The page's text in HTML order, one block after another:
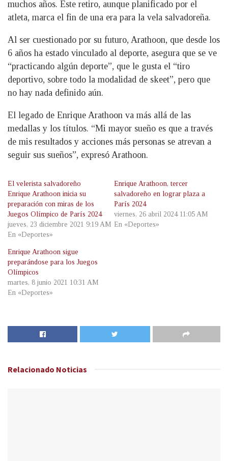
muchos años. Este retiro, aunque planificado por el
atleta, marca el fin de una era para la vela salvadoreña.
Al ser cuestionado por su futuro, Arathoon, que desde los
6 años ha estado vinculado al deporte, asegura que se ve
“practicando algún deporte”, que le gusta el “tiro
deportivo, sobre todo la modalidad de skeet”, pero que
no hay nada definido aún.
El legado de Enrique Arathoon va más allá de las
medallas y los títulos. “Mi mayor sueño es que a través
de mis resultados y acciones más personas se atrevan a
seguir sus sueños”, expresó Arathoon.
El velerista salvadoreño
Enrique Arathoon inicia su
preparación con miras de los
Juegos Olímpico de París 2024
jueves, 23 diciembre 2021 9:19 AM
En «Deportes»
Enrique Arathoon, tercer
salvadoreño en lograr plaza a
París 2024
viernes, 26 abril 2024 11:05 AM
En «Deportes»
Enrique Arathoon sigue
preparándose para los Juegos
Olímpicos
martes, 8 junio 2021 10:31 AM
En «Deportes»
Relacionado Noticias